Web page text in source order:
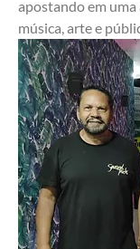
apostando em
música, arte e